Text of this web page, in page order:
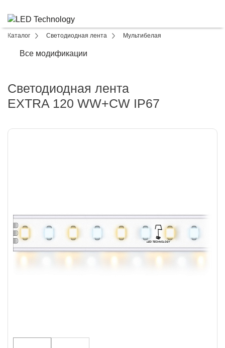
Каталог Светодиодная лента Мультибелая
Все модификации
Светодиодная лента
EXTRA 120 WW+CW IP67